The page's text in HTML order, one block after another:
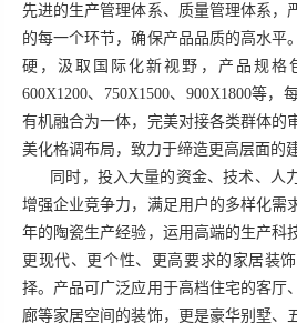
先进的生产管理体系、质量管理体系，
的每一个环节，确保产品品质的高水平
硬，汲取国际化新视野，产品规格包
600X1200、750X1500、900X1800等
有机融合为一体，完美对接各类群体的
美化格调布局，致力于缔造更高层面的
同时，投入大量的资金、技术、人力
增强企业竞争力，满足用户的多样化需
年的陶瓷生产经验，运用高端的生产科
更现代、更个性、更高要求的家居装
择。产品可广泛应用于高档住宅的客厅
廊等家居空间的装饰，更是豪华别墅、